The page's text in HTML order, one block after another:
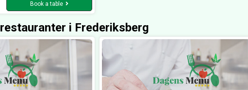
Book a table
i Frederiksberg